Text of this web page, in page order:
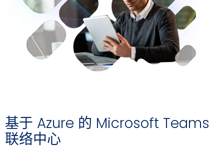
基于 Azure 的 Microsoft Teams
联络中心